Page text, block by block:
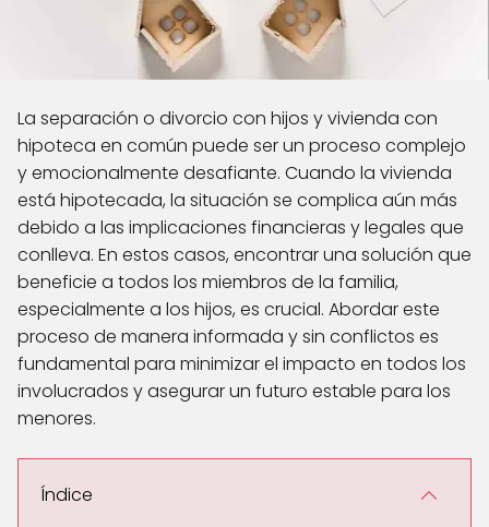
La separación o divorcio con hijos y vivienda con
hipoteca en común puede ser un proceso complejo
y emocionalmente desafiante. Cuando la vivienda
está hipotecada, la situación se complica aún más
debido a las implicaciones financieras y legales que
conlleva. En estos casos, encontrar una solución que
beneficie a todos los miembros de la familia,
especialmente a los hijos, es crucial. Abordar este
proceso de manera informada y sin conflictos es
fundamental para minimizar el impacto en todos los
involucrados y asegurar un futuro estable para los
menores.
Índice